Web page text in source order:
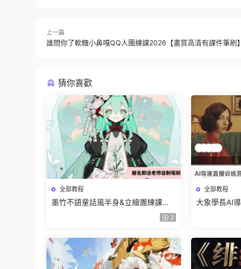
上一篇
誰問你了軟糖小鼻嘎QQ人團練課2026【畫質高清有課件筆刷】
猜你喜歡
全部教程
墨竹不語童話風半身&立繪團練課
2
全部教程
大象學長AI